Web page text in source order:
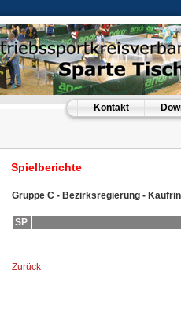
Kontakt
Spielberichte
Gruppe C - Bezirksregierung -
SP
Zurück